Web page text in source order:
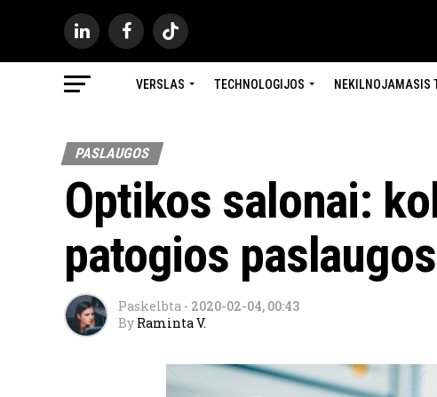
VERSLAS TECHNOLOGIJOS NEKILNOJAMASIS
PASLAUGOS
Optikos salonai:
patogios paslaugos
Paskelbta - 2020-02-04, 00:43
By Raminta V.